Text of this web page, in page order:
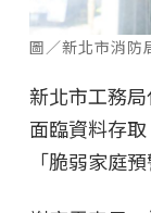
圖／新北市消防
新北市工務
面臨資料存
「脆弱家庭